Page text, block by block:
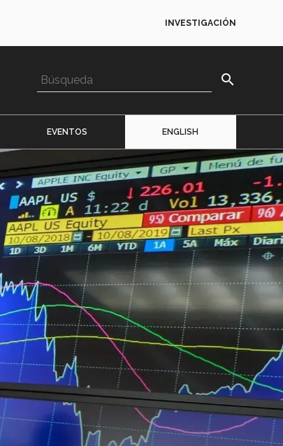
INVESTIGACIÓN
search
EVENTOS ENGLISH